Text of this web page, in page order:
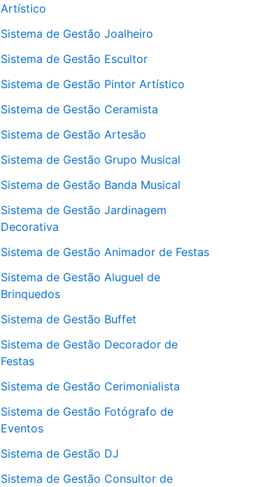
Artístico
Sistema de Gestão Joalheiro
Sistema de Gestão Escultor
Sistema de Gestão Pintor Artístico
Sistema de Gestão Ceramista
Sistema de Gestão Artesão
Sistema de Gestão Grupo Musical
Sistema de Gestão Banda Musical
Sistema de Gestão Jardinagem
Decorativa
Sistema de Gestão Animador de Festas
Sistema de Gestão Aluguel de
Brinquedos
Sistema de Gestão Buffet
Sistema de Gestão Decorador de
Festas
Sistema de Gestão Cerimonialista
Sistema de Gestão Fotógrafo de
Eventos
Sistema de Gestão DJ
Sistema de Gestão Consultor de